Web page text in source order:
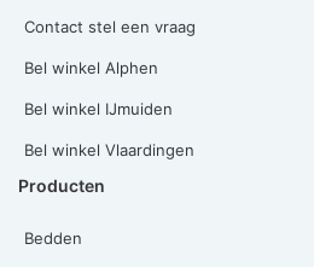
Contact stel een vraag
Bel winkel Alphen
Bel winkel IJmuiden
Bel winkel Vlaardingen
Producten
Bedden